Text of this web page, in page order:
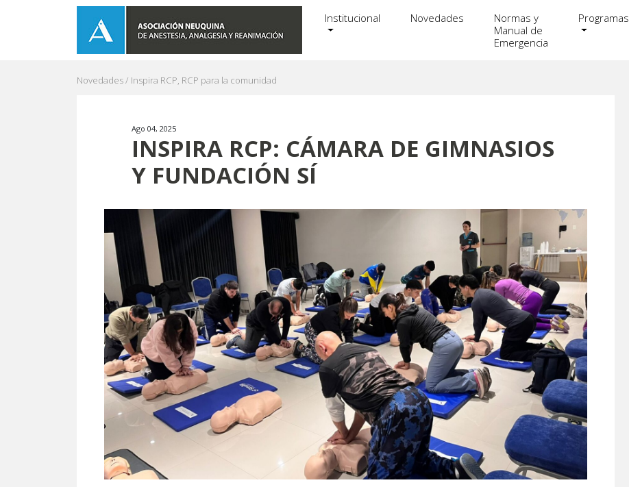
Institucional Novedades
Normas y
Manual de
Emergencia
Programas
Novedades / Inspira RCP, RCP para la comunidad
Ago 04, 2025
INSPIRA RCP: CÁMARA DE GIMNASIOS
Y FUNDACIÓN SÍ